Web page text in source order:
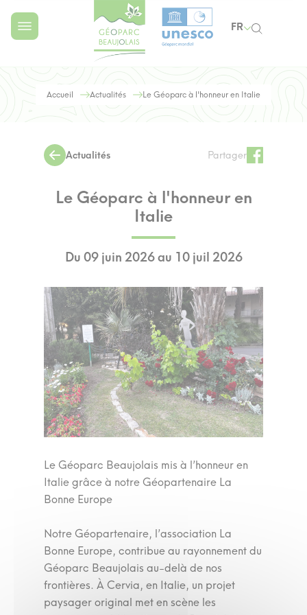
FR
Accueil Actualités Le Géoparc à l'honneur en Italie
Actualités Partager
Le Géoparc à l'honneur en
Italie
Du 09 juin 2026 au 10 juil 2026
Le Géoparc Beaujolais mis à l’honneur en
Italie grâce à notre Géopartenaire La
Bonne Europe
Notre Géopartenaire, l’association La
Bonne Europe, contribue au rayonnement du
Géoparc Beaujolais au-delà de nos
frontières. À Cervia, en Italie, un projet
paysager original met en scène les